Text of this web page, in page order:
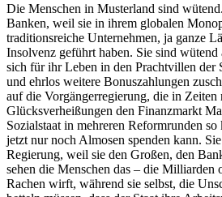
Die Menschen in Musterland sind
Banken, weil sie in ihrem globalen
traditionsreiche Unternehmen, ja ganze
Insolvenz geführt haben. Sie sind
sich für ihr Leben in den Prachtvillen der
und ehrlos weitere Bonuszahlungen
auf die Vorgängerregierung, die in Zeiten
Glücksverheißungen den Finanzmarkt
Sozialstaat in mehreren Reformrunden so
jetzt nur noch Almosen spenden kann.
Regierung, weil sie den Großen, den
sehen die Menschen das – die Milliarden
Rachen wirft, während sie selbst, die